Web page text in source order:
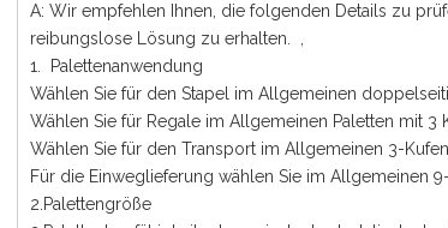
A: Wir empfehlen Ihnen, die folgenden Details zu
reibungslose Lösung zu erhalten. ,
1. Palettenanwendung
Wählen Sie für den Stapel im Allgemeinen
Wählen Sie für Regale im Allgemeinen Paletten mit
Wählen Sie für den Transport im Allgemeinen 3-
Für die Einweglieferung wählen Sie im Allgemeinen
2.Palettengröße